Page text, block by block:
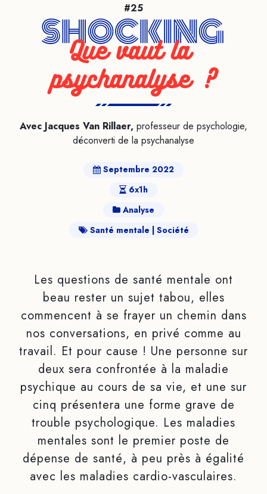
#25
Que vaut la
psychanalyse ?
Avec Jacques Van Rillaer, professeur de psychologie,
déconverti de la psychanalyse
Septembre 2022
6x1h
Analyse
Santé mentale
Société
Les questions de santé mentale ont
beau rester un sujet tabou, elles
commencent à se frayer un chemin dans
nos conversations, en privé comme au
travail. Et pour cause ! Une personne sur
deux sera confrontée à la maladie
psychique au cours de sa vie, et une sur
cinq présentera une forme grave de
trouble psychologique. Les maladies
mentales sont le premier poste de
dépense de santé, à peu près à égalité
avec les maladies cardio-vasculaires.